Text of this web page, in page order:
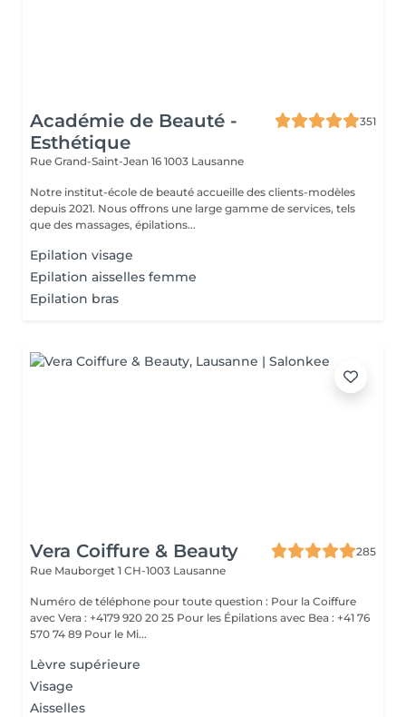
Académie de Beauté -
Esthétique
351
Rue Grand-Saint-Jean 16 1003 Lausanne
Notre institut-école de beauté accueille des clients-modèles
depuis 2021. Nous offrons une large gamme de services, tels
que des massages, épilations...
Epilation visage
Epilation aisselles femme
Epilation bras
Vera Coiffure & Beauty
285
Rue Mauborget 1 CH-1003 Lausanne
Numéro de téléphone pour toute question : Pour la Coiffure
avec Vera : +4179 920 20 25 Pour les Épilations avec Bea : +41 76
570 74 89 Pour le Mi...
Lèvre supérieure
Visage
Aisselles